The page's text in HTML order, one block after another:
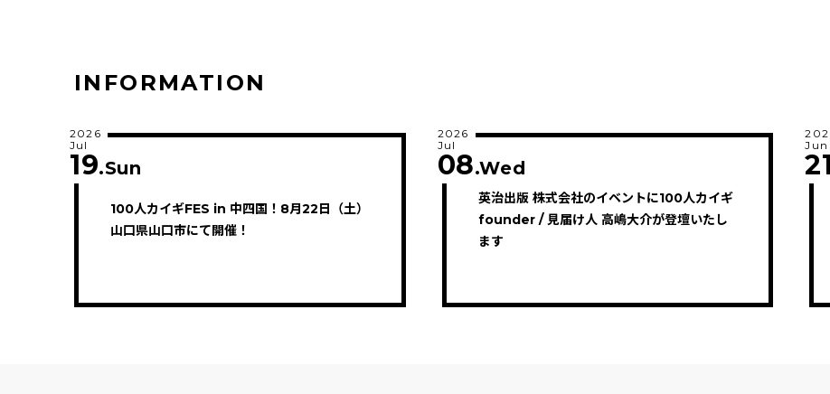
INFORMATION
100人カイギFES in 中四国！8月22日（土）
山口県山口市にて開催！
2026
Jul
19.Sun
英治出版 株式会社のイベントに100人カイギ
founder / 見届け人 高嶋大介が登壇いたし
ます
2026
Jul
08.Wed
Jun
21